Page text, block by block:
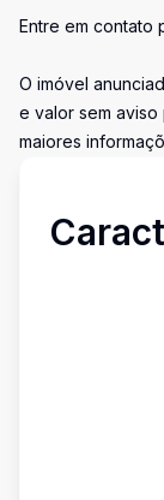
Entre em contato
O imóvel
e valor sem
maiores